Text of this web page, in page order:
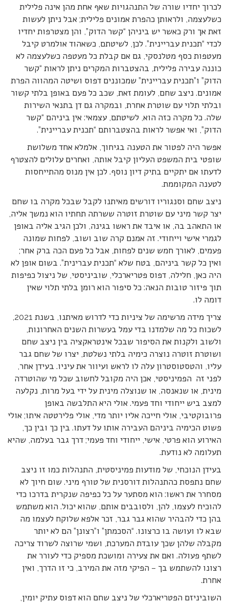
לכרוך יחדיו שורה של התנהגויות שאף אחת מהן אינה פלילית
כשלעצמה, ולראותן כהפרת אמונים פלילית; אבל ניתן לעשות
זאת אך ורק כאשר יש ביניהן “קשר הדוק”, והן מצטרפות יחדיו
לכדי “תכנית עבריינית”. לכן, לשיטתם, כשאהוד אולמרט קיבל
מעטפות כסף מטלנסקי, גם אם קבלת כל מעטפה כשלעצמה לא
כוננה עבירה פלילית, בהצטברות המקרים ניתן לראות “קשר
הדוק” ו”תכנית עבריינית” שמכוננים דפוס ושיטה המהווה הפרת
אמונים. ניצב שחם, לעומת זאת, שכב כל פעם באופן בלתי קשור
ובלתי תלוי עם שוטרת אחרת, ובמקרה גם דן בתנאי השירות
שלה. כל מקרה כזה הוא, לשיטתם, עצמאי: אין ביניהם “קשר
הדוק”, ואי אפשר לראות בהצטברותם “תכנית עבריינית”.
אפשר היה לפטור את הטענה בגיחוך, אלמלא אחד משלושת
שופטי בית המשפט העליון קיבל אותה, ואחרים עלולים להצטרף
לדעתו אם יתקיים בתיק דיון נוסף. לכן אין מנוס מהתייחסות
לטענה המקוממת.
ניצב שחם וסנגוריו דורשים מאיתנו לקבל שבכל מקרה בו שחם
יצר קשר מיני עם שוטרת זוטרה ששרתה תחתיו הוא נמשך אליה,
או התאהב בה, או איבד את ראשו בגינה, ולכן הגיב אליה באופן
לגמרי אישי וייחודי. זה אמנם קרה שוב ושוב, לפחות שמונה
פעמים, לאורך חמש שנים לפחות, אבל כל פעם הכה ברק אחר;
ואין כל קשר ביניהם, בטח שלא “תכנית עברינית”. בשום אופן לא
היה כאן, חלילה, דפוס פטריארכלי, שוביניסטי, של ניצול כפיפות
תוך פיזור טובות הנאה: כל סיפור הוא רומן בלתי תלוי שאין
דומה לו.
צריך מידה מרשימה של ציניות כדי לדרוש מאיתנו, בשנת 2021,
לשכוח כל מה שלמדנו בדי עמל בעשרות השנים האחרונות,
ולשוב ולקנות את הסיפור שבכל אינטראקציה בין ניצב שחם
ושוטרת זוטרה נוצרה כימיה בלתי נשלטת, יצרו של שחם גבר
עליו, והטסטוסטרון עלה לו לראש ועיוור את עיניו. בעידן אחר,
לפני זה הפמיניסטי, אכן היה מקובל לחשוב שכל מי שהוטרדה
מינית, או שנאנסה, או שנוצלה מינית על ידי בעל מרות, נקלעה
למצב ביש ייחודי וחד פעמי. אולי היא התלבשה באופן
פרובוקטיבי, אולי חייכה אליו יותר מדי, אולי פלירטטה איתו; אולי
פשוט הכימיה ביניהם העבירה אותו על דעתו. בין כך ובין כך,
האירוע הוא פרטי, אישי, ייחודי וחד פעמי; דרך גבר בעלמה, שהיא
תעלומה לא נודעת.
בעידן הנוכחי, של מודעות פמיניסטית, התנהלות כמו זו ניצב
שחם נתפסת כהתנהלות דורסנית של טורף מיני. שום חיוך לא
מסחרר את ראשו: הוא מסתער על כל כפיפה שנקרית בדרכו כדי
להוכיח לעצמו, להן, ולסובבים אותם, שהוא יכול. הוא משתמש
בהן כדי להבהיר שהוא גבר גבר, זכר אלפא שלוקח לעצמו מה
שבא לו ועושה בו כרצונו. “הסכמתן” ו”רצונן” הם לא יותר
מקבלה שלהן שכך עובדת המערכת, ושמי שרוצה לשרוד צריכה
לשתף פעולה. ואם את צעירה ומושכת מספיק כדי לעורר את
רצונו להשתמש בך – הפיקי מזה את המירב, כי זו הדרך, ואין
אחרת.
השוביניזם הפטריארכלי של ניצב שחם הוא דפוס עתיק יומין,